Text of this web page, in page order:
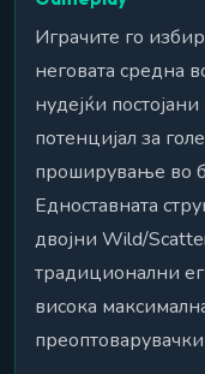
Играчите го
неговата средна
нудејќи
потенцијал за
проширување во
Едноставната
двојни Wild/
традиционални
висока